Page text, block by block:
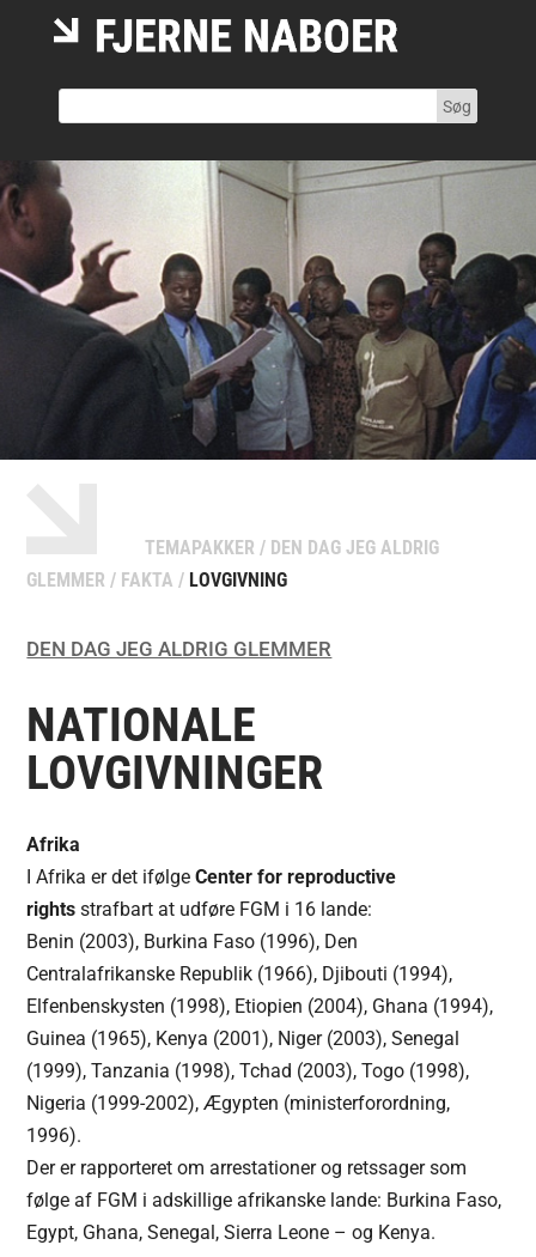
TEMAPAKKER / DEN DAG JEG ALDRIG
GLEMMER / FAKTA / LOVGIVNING
DEN DAG JEG ALDRIG GLEMMER
NATIONALE
LOVGIVNINGER
Afrika
I Afrika er det ifølgeCenter for reproductive
rights strafbart at udføre FGM i 16 lande:
Benin (2003), Burkina Faso (1996), Den
Centralafrikanske Republik (1966), Djibouti (1994),
Elfenbenskysten (1998), Etiopien (2004), Ghana (1994),
Guinea (1965), Kenya (2001), Niger (2003), Senegal
(1999), Tanzania (1998), Tchad (2003), Togo (1998),
Nigeria (1999-2002), Ægypten (ministerforordning,
1996).
Der er rapporteret om arrestationer og retssager som
følge af FGM i adskillige afrikanske lande: Burkina Faso,
Egypt, Ghana, Senegal, Sierra Leone – og Kenya.